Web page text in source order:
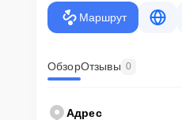
Маршрут
ОбзорОтзывы 0
Адрес